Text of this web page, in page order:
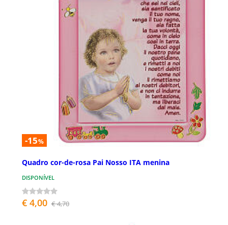
-15%
Quadro cor-de-rosa Pai Nosso ITA menina
DISPONÍVEL
€ 4,00 € 4,70